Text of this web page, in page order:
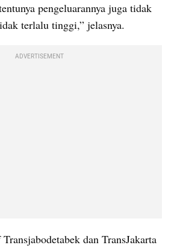
pengeluarannya juga tidak
terlalu tinggi,” jelasnya.
ADVERTISEMENT
dan TransJakarta